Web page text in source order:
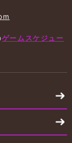
ゲームスケジュー